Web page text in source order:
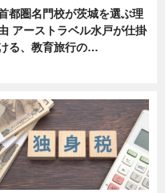
都圏名門校が茨城を選ぶ理
アーストラベル水戸が仕掛
る、教育旅行の…